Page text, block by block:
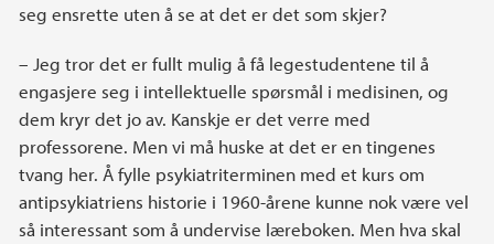
seg ensrette uten å se at det er det som skjer?
– Jeg tror det er fullt mulig å få legestudentene til å
engasjere seg i intellektuelle spørsmål i medisinen, og
dem kryr det jo av. Kanskje er det verre med
professorene. Men vi må huske at det er en tingenes
tvang her. Å fylle psykiatriterminen med et kurs om
antipsykiatriens historie i 1960-årene kunne nok være vel
så interessant som å undervise læreboken. Men hva skal